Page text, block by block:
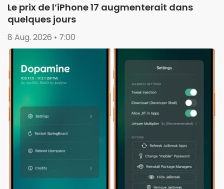
Le prix de l’iPhone 17 augmenterait dans
quelques jours
8 Aug. 2026 • 7:00